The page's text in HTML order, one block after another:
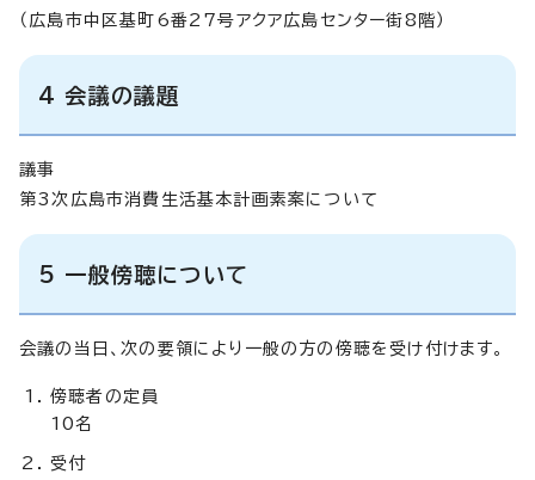
（広島市中区基町6番27号アクア広島センター街8階）
4 会議の議題
議事
第3次広島市消費生活基本計画素案について
5 一般傍聴について
会議の当日、次の要領により一般の方の傍聴を受け付けます。
傍聴者の定員
10名
受付